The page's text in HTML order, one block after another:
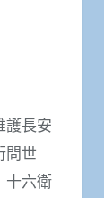
護長安
問世
十六衛